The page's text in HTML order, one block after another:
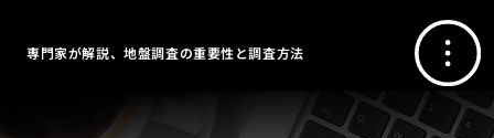
専門家が解説、地盤調査の重要性と調査方法